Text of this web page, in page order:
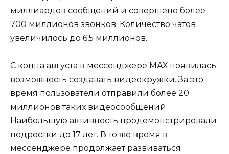
миллиардов сообщений и совершено более
700 миллионов звонков. Количество чатов
увеличилось до 6,5 миллионов.
С конца августа в мессенджере МАХ появилась
возможность создавать видеокружки. За это
время пользователи отправили более 20
миллионов таких видеосообщений.
Наибольшую активность продемонстрировали
подростки до 17 лет. В то же время в
мессенджере продолжает развиваться